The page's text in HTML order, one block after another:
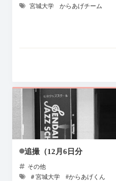
宮城大学
からあげチーム
追撮（12月6日分
その他
＃宮城大学
#からあげくん